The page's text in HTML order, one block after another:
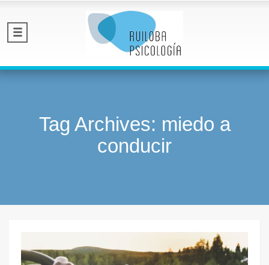
Tag Archives: miedo a
conducir